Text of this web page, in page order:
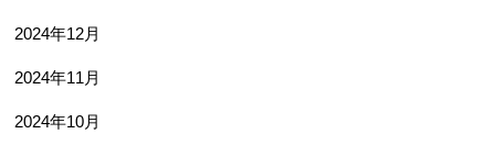
2024年12月
2024年11月
2024年10月